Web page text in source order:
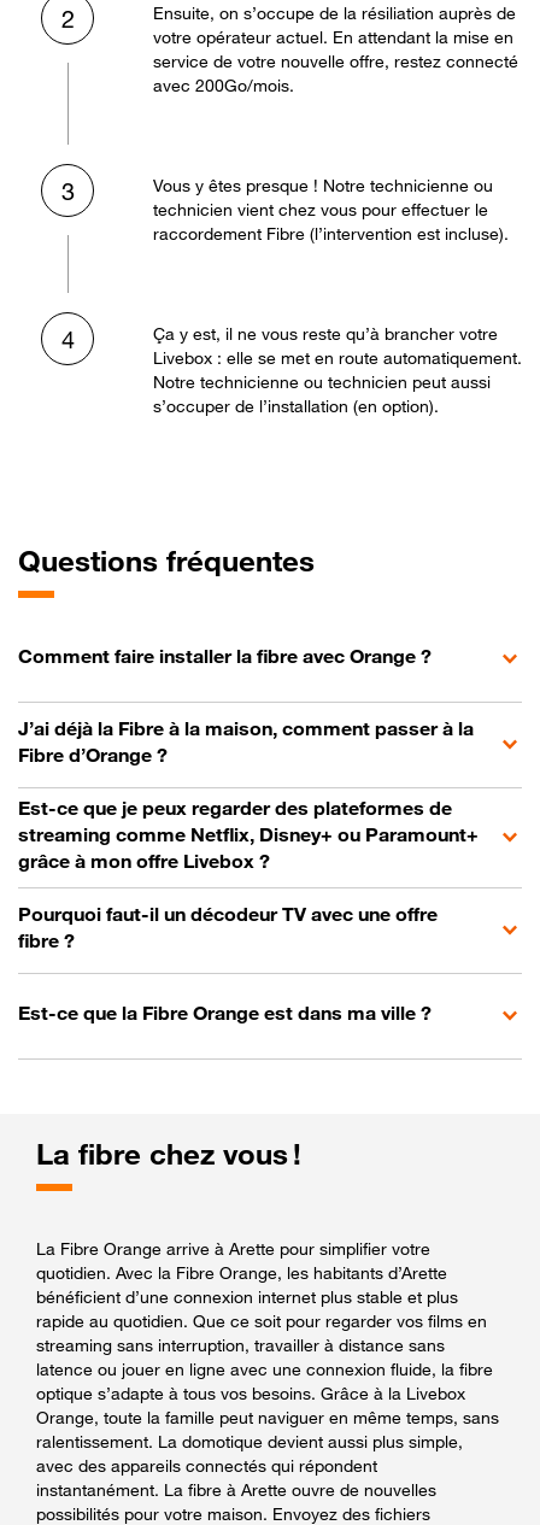
2
Ensuite, on s’occupe de la résiliation auprès de
votre opérateur actuel. En attendant la mise en
service de votre nouvelle offre, restez connecté
avec 200Go/mois.
3
Vous y êtes presque ! Notre technicienne ou
technicien vient chez vous pour effectuer le
raccordement Fibre (l’intervention est incluse).
4
Ça y est, il ne vous reste qu’à brancher votre
Livebox : elle se met en route automatiquement.
Notre technicienne ou technicien peut aussi
s’occuper de l’installation (en option).
Questions fréquentes
Comment faire installer la fibre avec Orange ?
J’ai déjà la Fibre à la maison, comment passer à la
Fibre d’Orange ?
Est-ce que je peux regarder des plateformes de
streaming comme Netflix, Disney+ ou Paramount+
grâce à mon offre Livebox ?
Pourquoi faut-il un décodeur TV avec une offre
fibre ?
Est-ce que la Fibre Orange est dans ma ville ?
La fibre chez vous !
La Fibre Orange arrive à Arette pour simplifier votre
quotidien. Avec la Fibre Orange, les habitants d’Arette
bénéficient d’une connexion internet plus stable et plus
rapide au quotidien. Que ce soit pour regarder vos films en
streaming sans interruption, travailler à distance sans
latence ou jouer en ligne avec une connexion fluide, la fibre
optique s’adapte à tous vos besoins. Grâce à la Livebox
Orange, toute la famille peut naviguer en même temps, sans
ralentissement. La domotique devient aussi plus simple,
avec des appareils connectés qui répondent
instantanément. La fibre à Arette ouvre de nouvelles
possibilités pour votre maison. Envoyez des fichiers